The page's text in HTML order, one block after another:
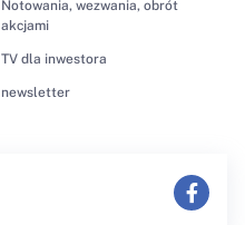
Notowania, wezwania, obrót
akcjami
TV dla inwestora
newsletter